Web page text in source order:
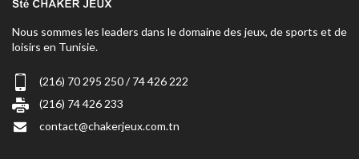
Nous sommes les leaders dans le domaine des jeux, de sports et de
loisirs en Tunisie.
(216) 70 295 250 / 74 426 222
(216) 74 426 233
contact@chakerjeux.com.tn